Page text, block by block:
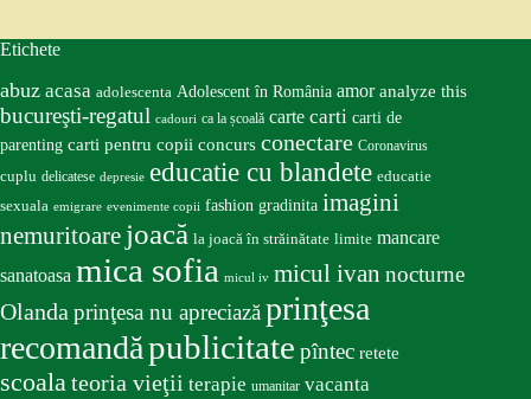
Etichete
abuz acasa adolescenta Adolescent în România amor analyze this
bucureşti-regatul cadouri ca la școală carte carti carti de
parenting carti pentru copii concurs conectare Coronavirus
cuplu delicatese depresie educatie cu blandete educatie
sexuala emigrare evenimente copii fashion gradinita imagini
nemuritoare joacă la joacă în străinătate limite mancare
sanatoasa mica sofia micul iv micul ivan nocturne
Olandaprinţesa nu apreciazăprinţesa
recomandăpublicitate pîntec retete
scoalateoria vieţii terapie umanitar vacanta